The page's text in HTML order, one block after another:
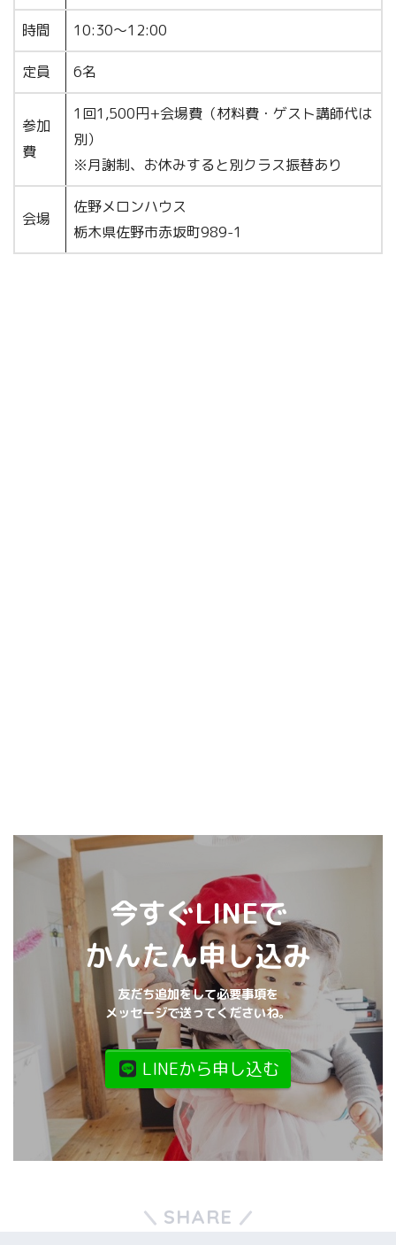
時間 10:30～12:00
定員 6名
参加
費
1回1,500円+会場費（材料費・ゲスト講師代は
別）
※月謝制、お休みすると別クラス振替あり
会場
佐野メロンハウス
栃木県佐野市赤坂町989-1
今すぐLINEで
かんたん申し込み
友だち追加をして必要事項を
メッセージで送ってくださいね。
LINEから申し込む
SHARE